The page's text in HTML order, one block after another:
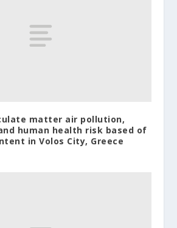
matter air pollution,
human health risk based of
in Volos City, Greece